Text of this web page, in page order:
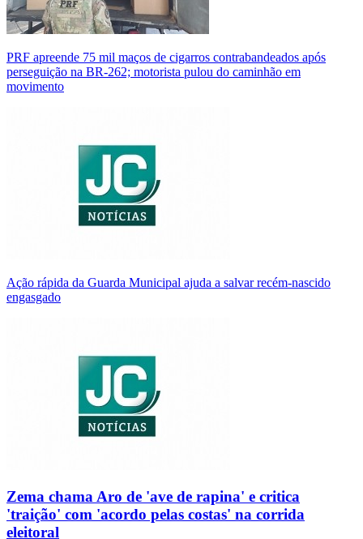
PRF apreende 75 mil maços de cigarros contrabandeados após
perseguição na BR-262; motorista pulou do caminhão em
movimento
Ação rápida da Guarda Municipal ajuda a salvar recém-nascido
engasgado
Zema chama Aro de 'ave de rapina' e critica
'traição' com 'acordo pelas costas' na corrida
eleitoral